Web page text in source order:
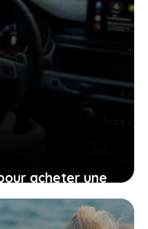
acheter une
sans perdre de